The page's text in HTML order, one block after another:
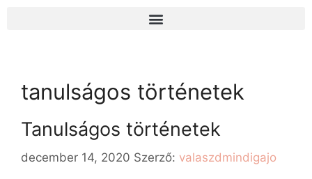
tanulságos történetek
Tanulságos történetek
december 14, 2020 Szerző: valaszdmindigajo